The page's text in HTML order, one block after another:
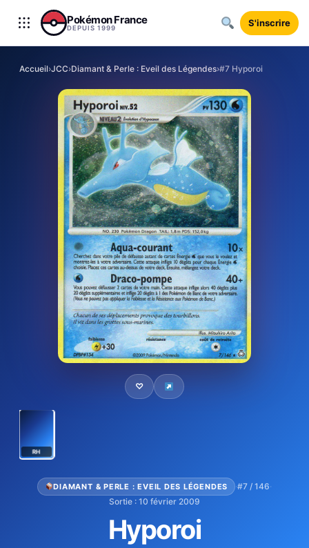
Aller au contenu
Pokémon France
DEPUIS 1999 S'inscrire
Accueil›JCC›Diamant & Perle : Eveil des Légendes›#7 Hyporoi
♡
RH
DIAMANT & PERLE : EVEIL DES LÉGENDES ·#7 / 146·
Sortie : 10 février 2009
Hyporoi